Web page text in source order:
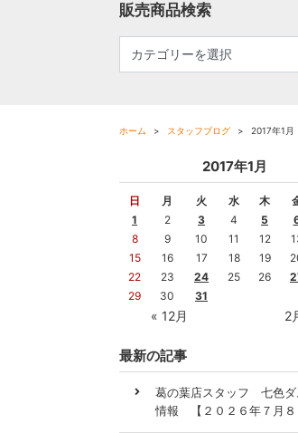
販売商品検索
ホーム スタッフブログ 2017年1月
2017年1月
日 月 火 水 木
« 12月 2
1 2 3 4 5
8
9 10 11 12
15
16 17 18 19
22
23 24 25 26
29
30 31
最新の記事
葛の葉店スタッフ 七色ダ
情報 【２０２６年７月８